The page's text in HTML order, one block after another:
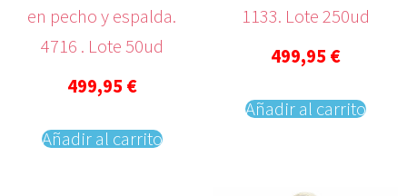
en pecho y espalda.
4716 . Lote 50ud
499,95 €
Añadir al carrito
1133. Lote 250ud
499,95 €
Añadir al carrito